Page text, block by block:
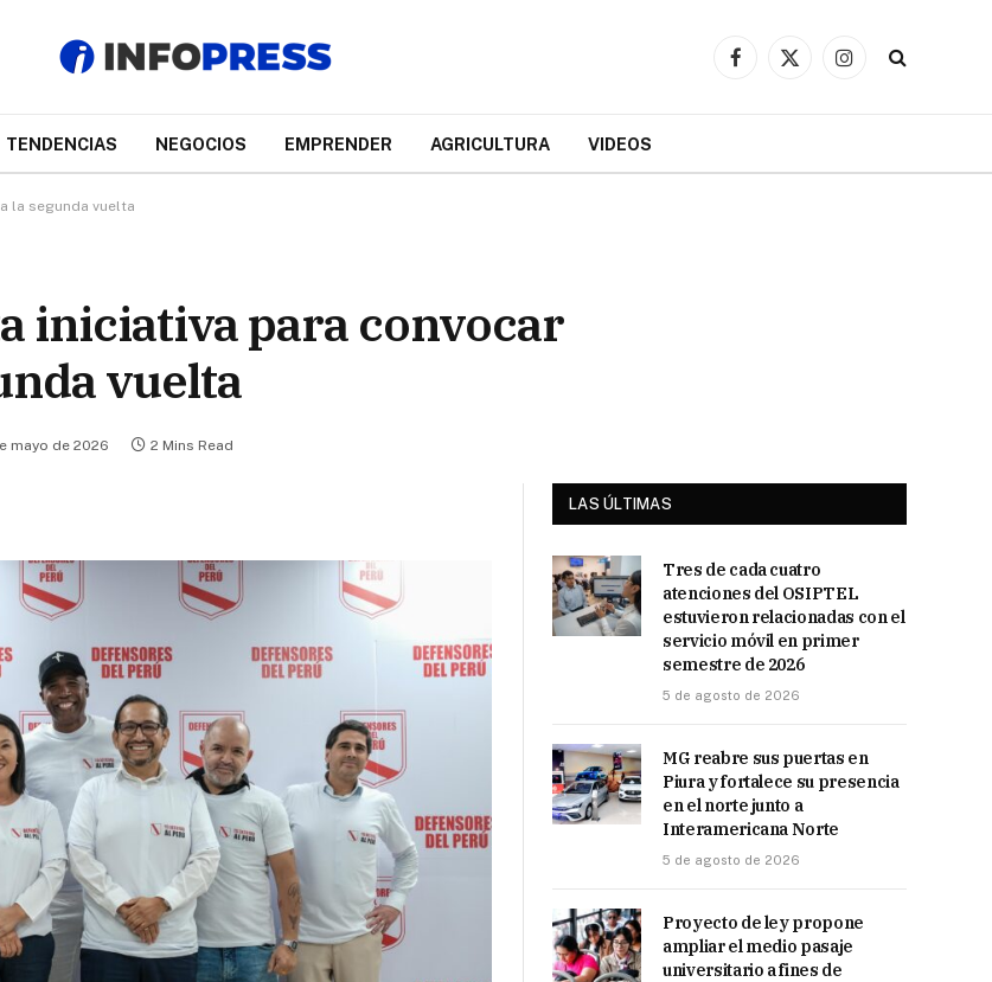
Facebook
X
Instagram
TENDENCIAS NEGOCIOS EMPRENDER AGRICULTURA VIDEOS
la segunda vuelta
iniciativa para convocar
vuelta
mayo de 2026 2 Mins Read
LAS ÚLTIMAS
Tres de cada cuatro
atenciones del OSIPTEL
estuvieron relacionadas con el
servicio móvil en primer
semestre de 2026
5 de agosto de 2026
MG reabre sus puertas en
Piura y fortalece su presencia
en el norte junto a
Interamericana Norte
5 de agosto de 2026
Proyecto de ley propone
ampliar el medio pasaje
universitario a fines de